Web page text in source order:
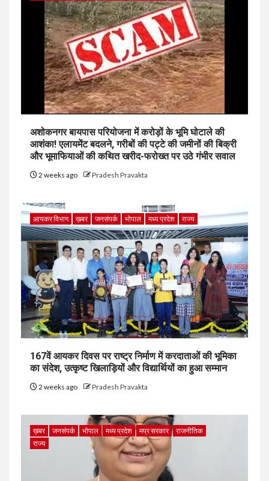
अशोकनगर बायपास परियोजना में करोड़ों के भूमि घोटाले की
आशंका! एलायमेंट बदलने, गरीबों की पट्टे की जमीनों की बिक्री
और भूमाफियाओं की कथित खरीद-फरोख्त पर उठे गंभीर सवाल
2 weeks ago Pradesh Pravakta
आयकर विभाग ख़बर जनसंपर्क भोपाल मध्य प्रदेश राज्य
167वें आयकर दिवस पर राष्ट्र निर्माण में करदाताओं की भूमिका
का संदेश, उत्कृष्ट खिलाड़ियों और विद्यार्थियों का हुआ सम्मान
2 weeks ago Pradesh Pravakta
ख़बर जनसंपर्क भोपाल मध्य प्रदेश मप्र सरकार
राजनीतिक
राज्य